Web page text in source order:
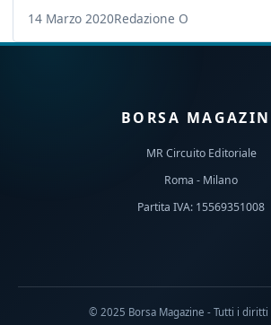
14 Marzo 2020Redazione O
BORSA
MR Circuito Editoriale
Roma - Milano
Partita IVA: 15569351008
© 2025 Borsa Magazine - Tutti i